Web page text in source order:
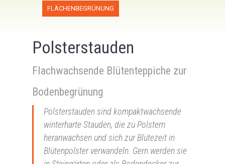
FLÄCHENBEGRÜNUNG
Polsterstauden
Flachwachsende Blütenteppiche zur
Bodenbegrünung
Polsterstauden sind kompaktwachsende
winterharte Stauden, die zu Polstern
heranwachsen und sich zur Blütezeit in
Blütenpolster verwandeln. Gern werden sie